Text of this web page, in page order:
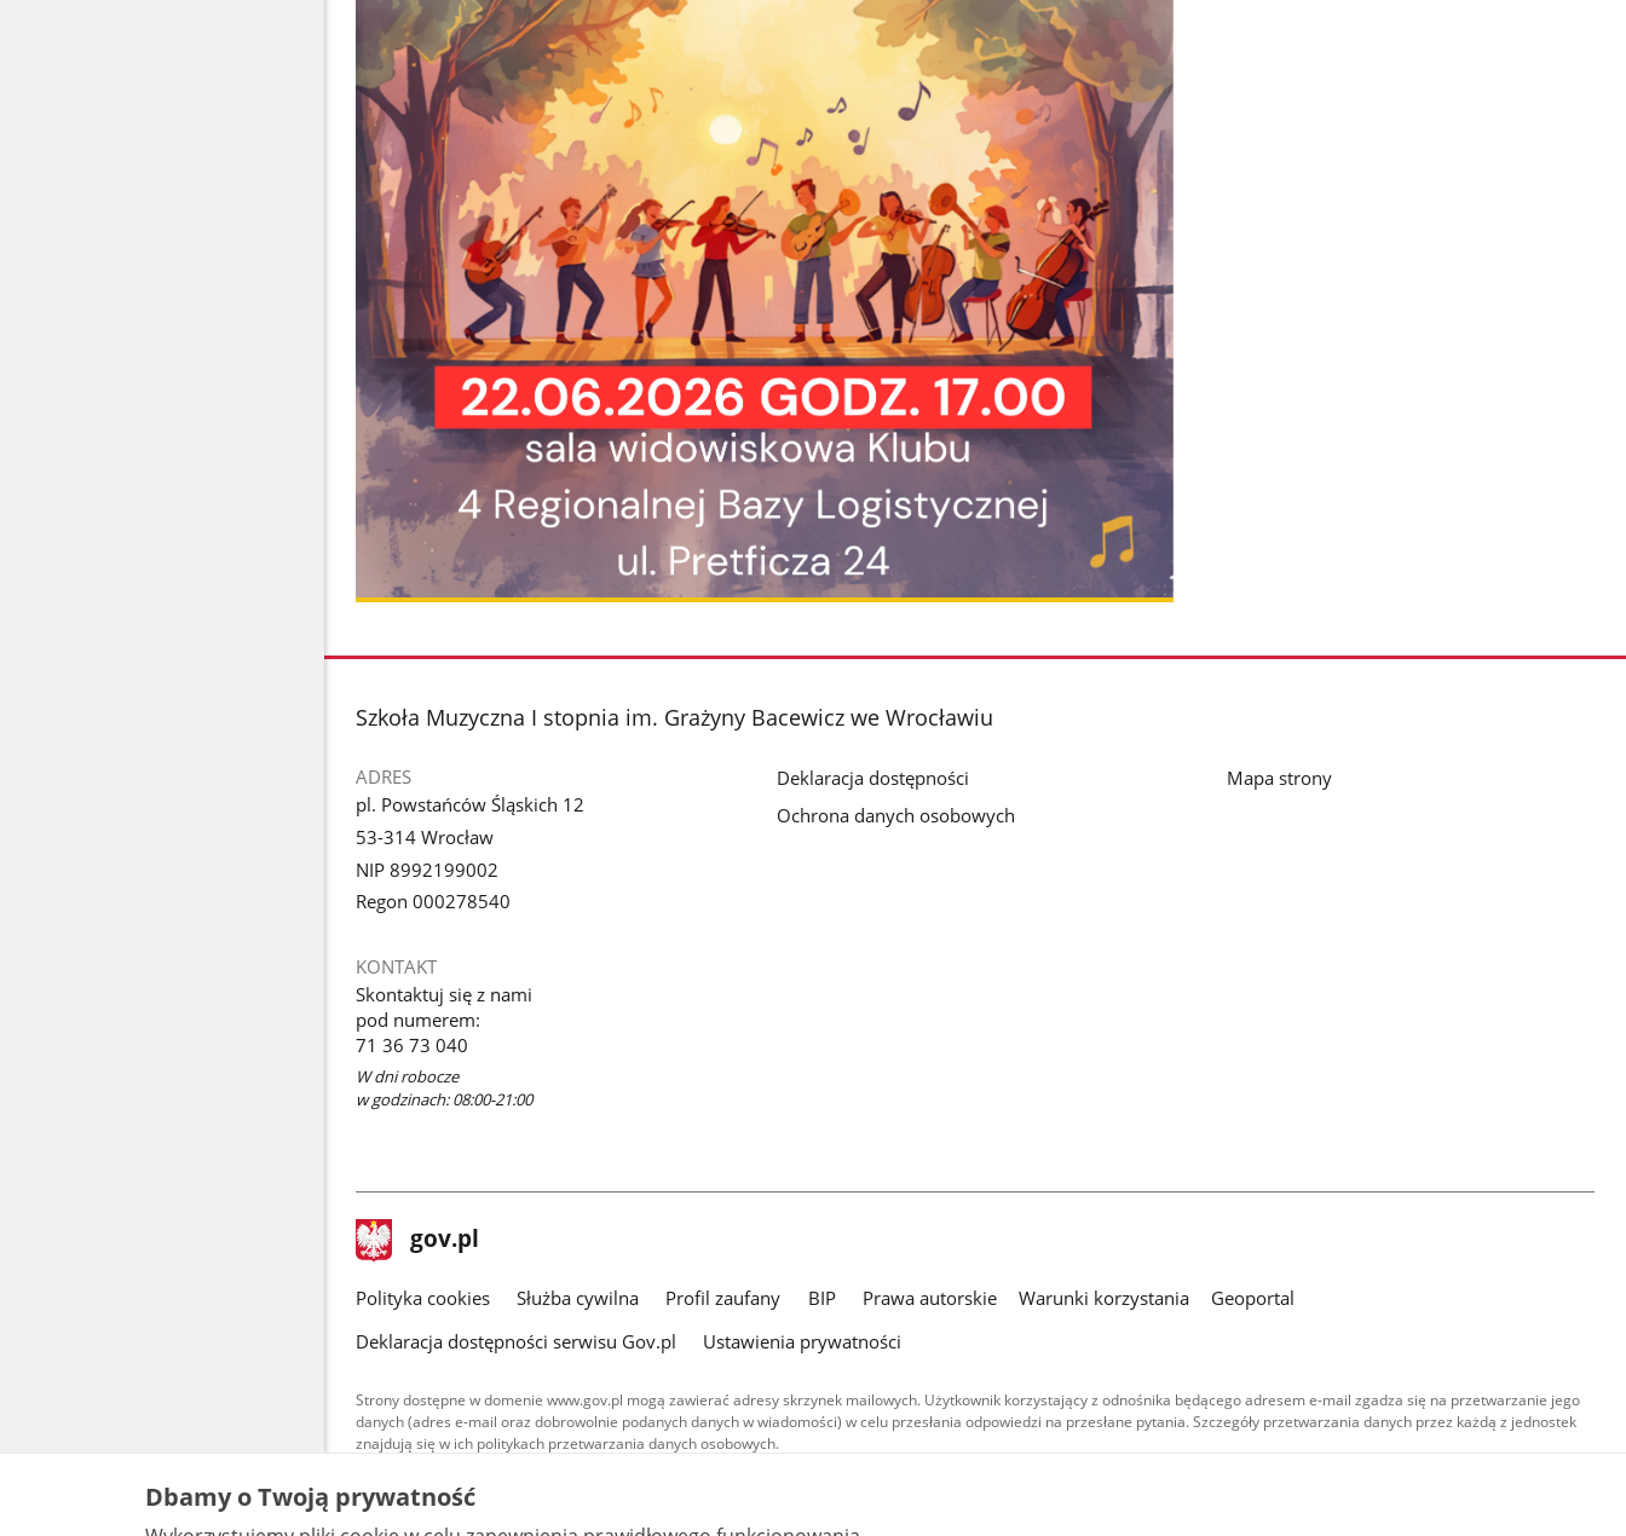
stopka
Szkoła Muzyczna I stopnia im. Grażyny Bacewicz we Wrocławiu
ADRES
pl. Powstańców Śląskich 12
53-314 Wrocław
NIP 8992199002
Regon 000278540
KONTAKT
Skontaktuj się z nami
pod numerem:
71 36 73 040
W dni robocze
w godzinach: 08:00-21:00
Deklaracja dostępności
Ochrona danych osobowych
Mapa strony
stopka
gov.pl Strona
gov.pl
gov.pl
Polityka cookies Służba cywilna Profil zaufany BIP Prawa autorskie Warunki korzystania
Geoportal
Deklaracja dostępności serwisu Gov.pl
Ustawienia prywatności
Strony dostępne w domenie www.gov.pl mogą zawierać adresy skrzynek mailowych. Użytkownik korzystający z odnośnika będącego adresem e-mail zgadza się na przetwarzanie jego
danych (adres e-mail oraz dobrowolnie podanych danych w wiadomości) w celu przesłania odpowiedzi na przesłane pytania. Szczegóły przetwarzania danych przez każdą z jednostek
znajdują się w ich politykach przetwarzania danych osobowych.
Treści tekstowe publikowane w serwisie (z wyłączeniem treści audiowizualnych), są
udostępniane na licencji typu Creative Commons: uznanie autorstwa - na tych samych
warunkach 4.0 (CC BY-SA 4.0). Materiały audiowizualne, w tym zdjęcia, materiały audio i wideo,
Dbamy o Twoją prywatność